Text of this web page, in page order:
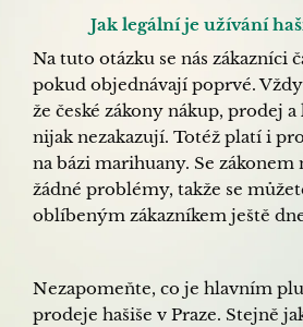
Jak legální je užívání
Na tuto otázku se nás zákazníci
pokud objednávají poprvé.
že české zákony nákup, prodej a
nijak nezakazují. Totéž platí i
na bázi marihuany. Se
žádné problémy, takže se
oblíbeným zákazníkem ještě
Nezapomeňte, co je hlavním
prodeje hašiše v Praze. Stejně